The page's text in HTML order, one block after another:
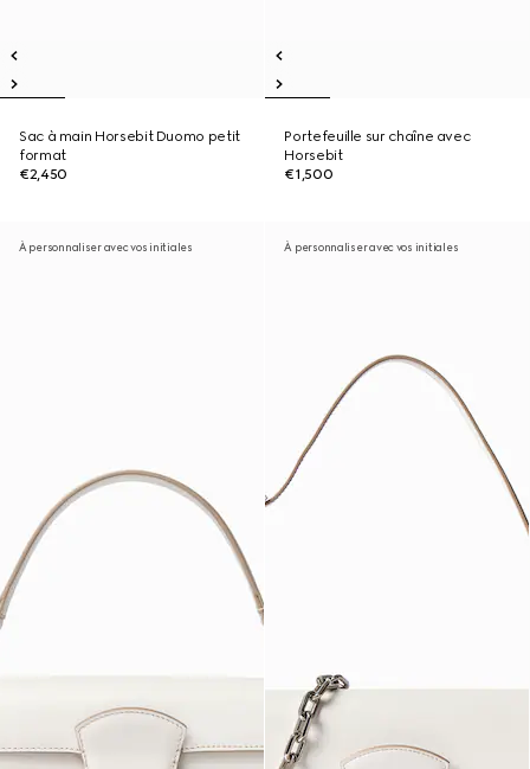
Sac à main Horsebit Duomo petit
format
€2,450
Portefeuille sur chaîne avec
Horsebit
€1,500
À personnaliser avec vos initiales À personnaliser avec vos initiales